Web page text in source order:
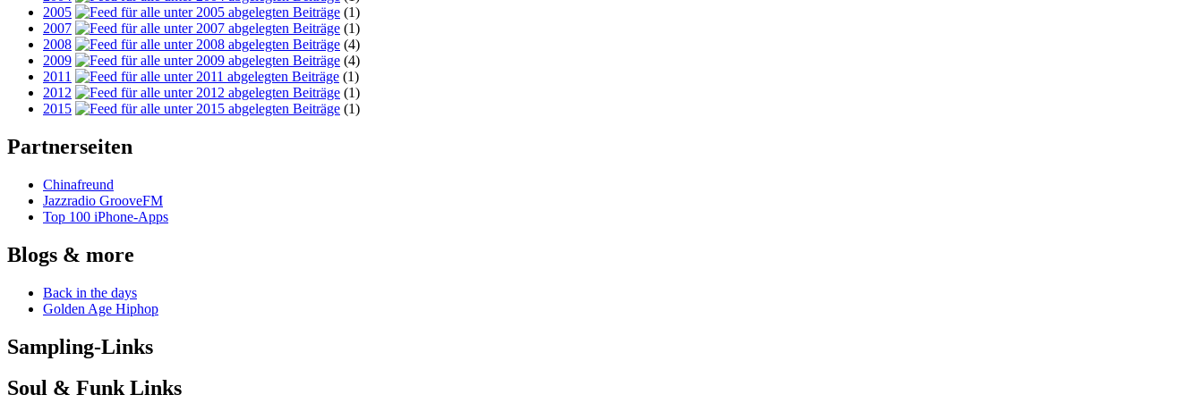
2005
(1)
2007
(1)
2008
(4)
2009
(4)
2011
(1)
2012
(1)
2015
(1)
Partnerseiten
Chinafreund
Jazzradio GrooveFM
Top 100 iPhone-Apps
Blogs & more
Back in the days
Golden Age Hiphop
Sampling-Links
Soul & Funk Links